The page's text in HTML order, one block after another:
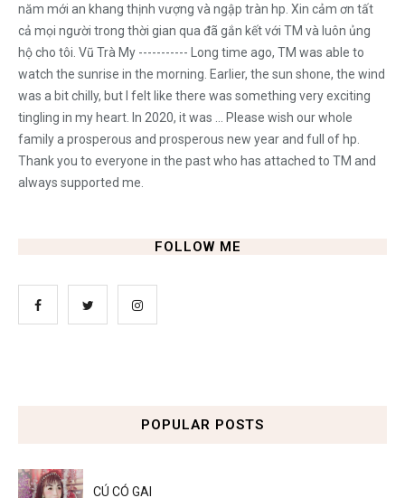
năm mới an khang thịnh vượng và ngập tràn hp. Xin cảm ơn tất
cả mọi người trong thời gian qua đã gắn kết với TM và luôn ủng
hộ cho tôi. Vũ Trà My ----------- Long time ago, TM was able to
watch the sunrise in the morning. Earlier, the sun shone, the wind
was a bit chilly, but I felt like there was something very exciting
tingling in my heart. In 2020, it was ... Please wish our whole
family a prosperous and prosperous new year and full of hp.
Thank you to everyone in the past who has attached to TM and
always supported me.
FOLLOW ME
POPULAR POSTS
CÚ CÓ GAI